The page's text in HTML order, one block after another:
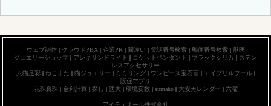
ウェブ制作| クラウドPBX| 企業PR | 間違い | 電話番号検索| 郵便番号検索| 獣医
ジュエリーショップ | アレキサンドライト | ロケットペンダント | ブラックシリカ | ステン
レスアクセサリー
六猫足彩| ねこまた | 猫ジュエリー | ミミリング| ワンピース宝石画| エイプリルフール|
販促アプリ
花珠真珠 | 金利計算 | 探し | 医大 | 環境変数 | sumaho| 大安カレンダー | 六曜
アイティオール株式会社